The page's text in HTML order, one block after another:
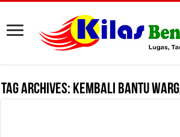
Tag Archives: Kembali Bantu